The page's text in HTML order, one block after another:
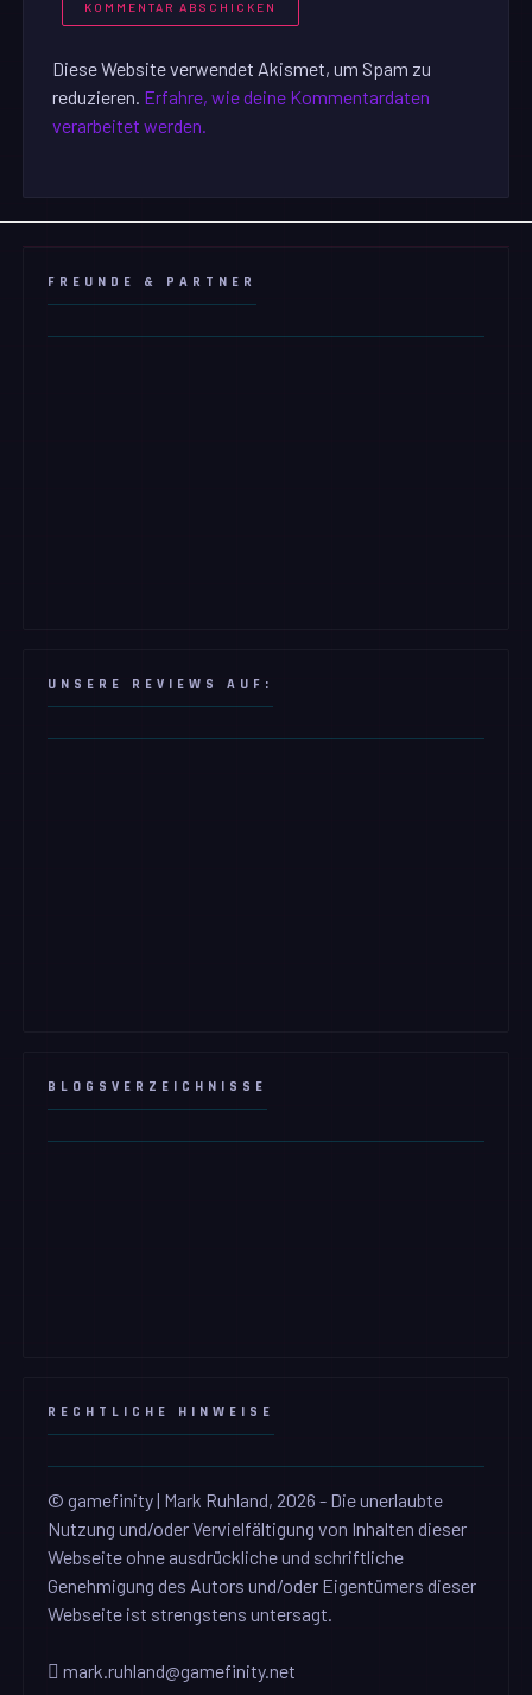
Diese Website verwendet Akismet, um Spam zu
reduzieren. Erfahre, wie deine Kommentardaten
verarbeitet werden.
FREUNDE & PARTNER
UNSERE REVIEWS AUF:
BLOGSVERZEICHNISSE
RECHTLICHE HINWEISE
© gamefinity | Mark Ruhland, 2026 - Die unerlaubte
Nutzung und/oder Vervielfältigung von Inhalten dieser
Webseite ohne ausdrückliche und schriftliche
Genehmigung des Autors und/oder Eigentümers dieser
Webseite ist strengstens untersagt.
mark.ruhland@gamefinity.net